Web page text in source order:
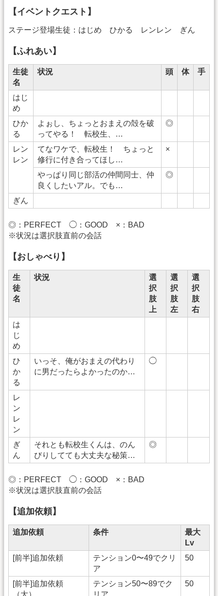
【イベントクエスト】
ステージ登場生徒：はじめ ひかる レンレン ぎん
【ふれあい】
生徒
名
状況 頭 体 手
はじ
め
ひか
る
よぉし、ちょっとおまえの殻を破
ってやる！ 転校生、…
◎
レン
レン
てなワケで、転校生！ ちょっと
修行に付き合ってほし…
×
やっぱり同じ部活の仲間同士、仲
良くしたいアル。でも…
◎
ぎん
◎：PERFECT ◯：GOOD ×：BAD
※状況は選択肢直前の会話
【おしゃべり】
生
徒
名
状況
選
択
肢
上
選
択
肢
左
選
択
肢
右
は
じ
め
ひ
か
る
いっそ、俺がおまえの代わり
に男だったらよかったのか…
◯
レ
ン
レ
ン
ぎ
ん
それとも転校生くんは、のん
びりしてても大丈夫な秘策…
◎
◎：PERFECT ◯：GOOD ×：BAD
※状況は選択肢直前の会話
【追加依頼】
追加依頼 条件
最大
Lv
[前半]追加依頼
テンション0〜49でクリ
ア
50
[前半]追加依頼
（大）
テンション50〜89でク
リア
50